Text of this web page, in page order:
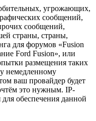
угрожающих,
сообщений,
сообщений,
страны, страны,
для форумов «Fusion
Ford Fusion», или
размещения таких
немедленному
ваш провайдер будет
это нужным. IP-
обеспечения данной